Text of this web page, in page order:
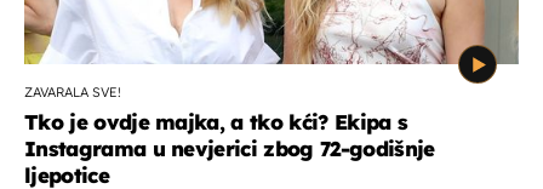
ZAVARALA SVE!
Tko je ovdje majka, a tko kći? Ekipa s
Instagrama u nevjerici zbog 72-godišnje
ljepotice